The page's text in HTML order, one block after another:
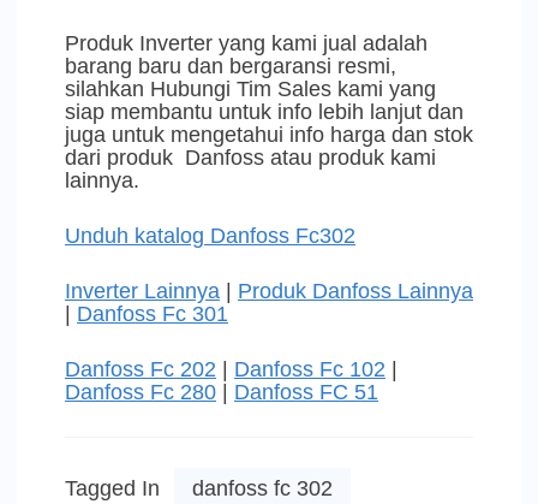
Produk Inverter yang kami jual adalah
barang baru dan bergaransi resmi,
silahkan Hubungi Tim Sales kami yang
siap membantu untuk info lebih lanjut dan
juga untuk mengetahui info harga dan stok
dari produk Danfoss atau produk kami
lainnya.
Unduh katalog Danfoss Fc302
Inverter Lainnya
Produk Danfoss Lainnya
Danfoss Fc 301
Danfoss Fc 202 Danfoss Fc 102
Danfoss Fc 280
Danfoss FC 51
Tagged In danfoss fc 302